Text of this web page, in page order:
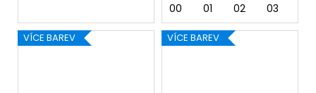
00 01 02 03
VÍCE BAREV VÍCE BAREV